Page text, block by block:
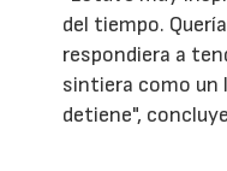
del tiempo.
respondiera a
sintiera como un
detiene",